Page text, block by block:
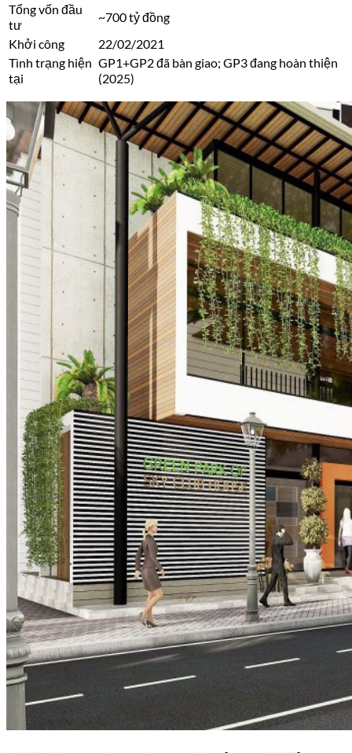
Tổng vốn đầu
tư
~700 tỷ đồng
Khởi công
22/02/2021
Tình trạng hiện
tại
GP1+GP2 đã bàn giao; GP3 đang hoàn thiện
(2025)